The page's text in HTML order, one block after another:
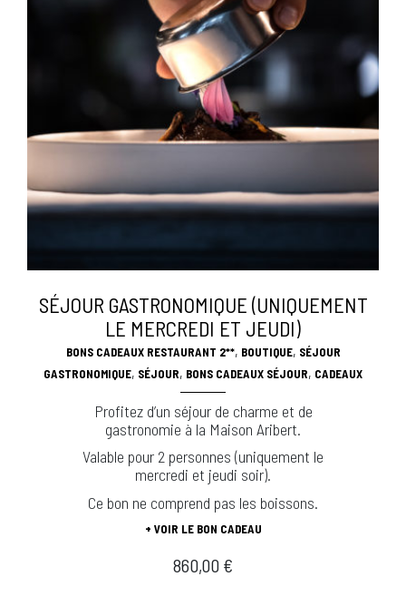
SÉJOUR GASTRONOMIQUE (UNIQUEMENT
LE MERCREDI ET JEUDI)
BONS CADEAUX RESTAURANT 2**, BOUTIQUE, SÉJOUR
GASTRONOMIQUE, SÉJOUR, BONS CADEAUX SÉJOUR, CADEAUX
Profitez d’un séjour de charme et de
gastronomie à la Maison Aribert.
Valable pour 2 personnes (uniquement le
mercredi et jeudi soir).
Ce bon ne comprend pas les boissons.
+ VOIR LE BON CADEAU
860,00 €